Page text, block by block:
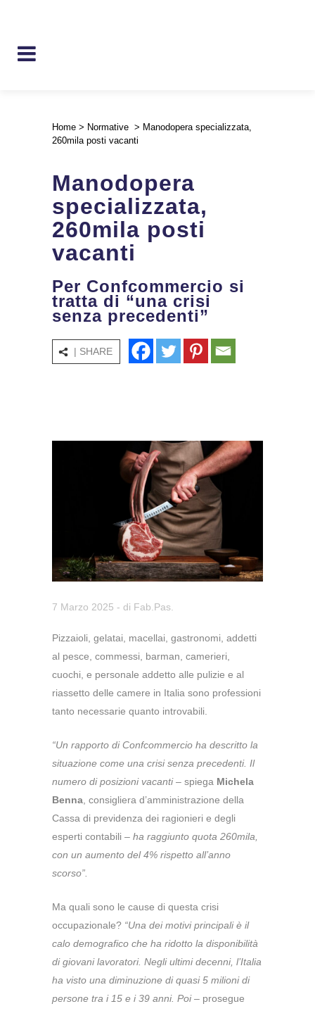
Home > Normative > Manodopera specializzata,
260mila posti vacanti
Manodopera
specializzata,
260mila posti
vacanti
Per Confcommercio si
tratta di “una crisi
senza precedenti”
| SHARE
7 Marzo 2025 - di Fab.Pas.
Pizzaioli, gelatai, macellai, gastronomi, addetti
al pesce, commessi, barman, camerieri,
cuochi, e personale addetto alle pulizie e al
riassetto delle camere in Italia sono professioni
tanto necessarie quanto introvabili.
“Un rapporto di Confcommercio ha descritto la
situazione come una crisi senza precedenti. Il
numero di posizioni vacanti– spiega Michela
Benna , consigliera d’amministrazione della
Cassa di previdenza dei ragionieri e degli
esperti contabili – ha raggiunto quota 260mila,
con un aumento del 4% rispetto all’anno
scorso”.
Ma quali sono le cause di questa crisi
occupazionale? “Una dei motivi principali è il
calo demografico che ha ridotto la disponibilità
di giovani lavoratori. Negli ultimi decenni, l’Italia
ha visto una diminuzione di quasi 5 milioni di
persone tra i 15 e i 39 anni. Poi– prosegue